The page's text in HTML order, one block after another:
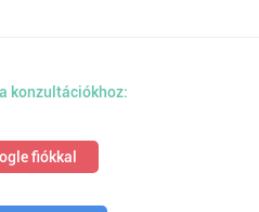
konzultációkhoz:
fiókkal